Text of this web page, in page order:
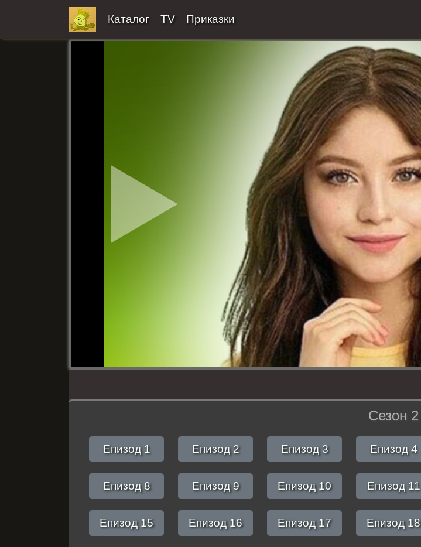
Каталог TV Приказки
Сезон 2
Епизод 1 Епизод 2 Епизод 3 Епизод 4
Епизод 8 Епизод 9 Епизод 10 Епизод 11
Епизод 15 Епизод 16 Епизод 17 Епизод 18